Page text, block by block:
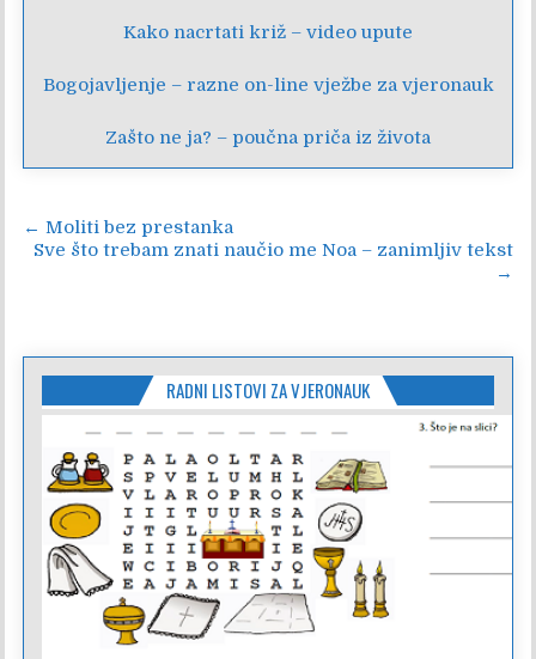
Kako nacrtati križ – video upute
Bogojavljenje – razne on-line vježbe za vjeronauk
Zašto ne ja? – poučna priča iz života
Navigacija
objava
← Moliti bez prestanka
Sve što trebam znati naučio me Noa – zanimljiv tekst
→
RADNI LISTOVI ZA VJERONAUK